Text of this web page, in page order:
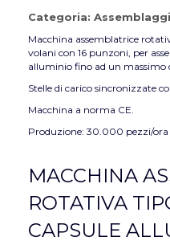
Categoria:
Macchina assemblatrice
volani con 16 punzoni, per
alluminio fino ad un massimo
Stelle di carico sincronizzate
Macchina a norma CE.
Produzione: 30.000 pezzi/ora
MACCHINA
ROTATIVA
CAPSULE